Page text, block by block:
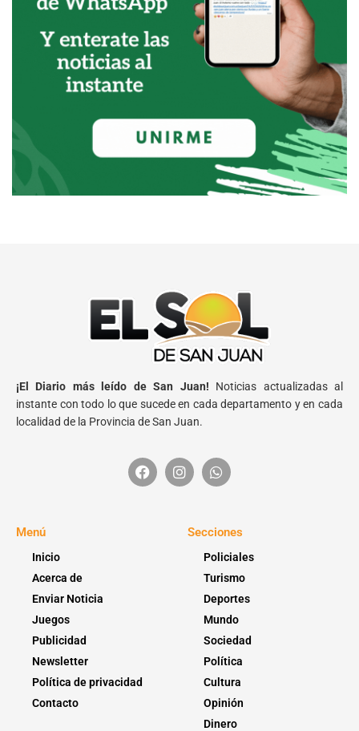
¡El Diario más leído de San Juan! Noticias actualizadas al
instante con todo lo que sucede en cada departamento y en cada
localidad de la Provincia de San Juan.
Menú
Inicio
Acerca de
Enviar Noticia
Juegos
Publicidad
Newsletter
Política de privacidad
Contacto
Secciones
Policiales
Turismo
Deportes
Mundo
Sociedad
Política
Cultura
Opinión
Dinero